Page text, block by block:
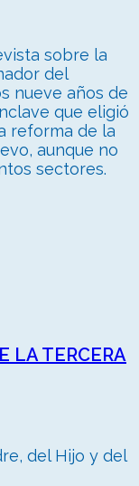
sobre la
del
nueve años de
que eligió
reforma de la
aunque no
sectores.
LA TERCERA
del Hijo y del